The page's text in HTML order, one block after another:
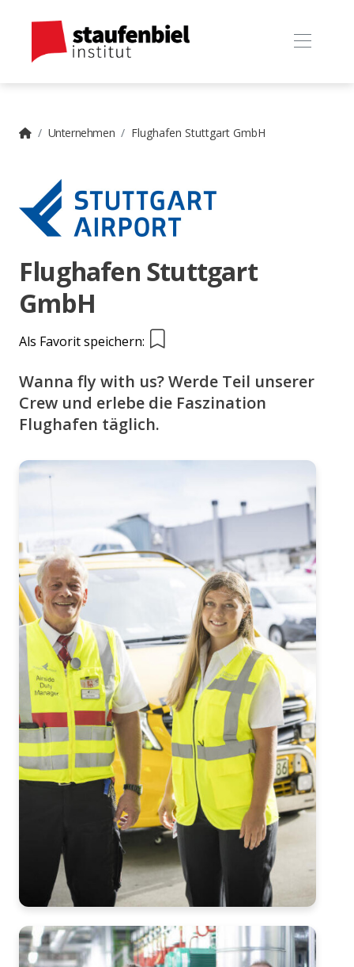
Unternehmen Flughafen Stuttgart GmbH
Flughafen Stuttgart
GmbH
Als Favorit speichern:
Wanna fly with us? Werde Teil unserer
Crew und erlebe die Faszination
Flughafen täglich.